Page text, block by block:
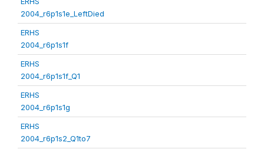
2004_r6p1s1e_LeftDied
ERHS
2004_r6p1s1f
ERHS
2004_r6p1s1f_Q1
ERHS
2004_r6p1s1g
ERHS
2004_r6p1s2_Q1to7